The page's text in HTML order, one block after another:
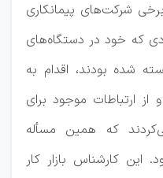
شرکت‌های پیمانکاری
که خود در دستگاه‌های
شده بودند، اقدام به
ارتباطات موجود برای
که همین مسأله
این کارشناس بازار کار